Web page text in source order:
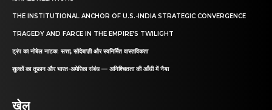
THE INSTITUTIONAL ANCHOR OF U.S.-INDIA STRATEGIC CONVERGENCE
TRAGEDY AND FARCE IN THE EMPIRE’S TWILIGHT
ट्रंप का नोबेल नाटक: सत्ता, सौदेबाज़ी और स्वनिर्मित वास्तविकता
शुल्कों का तूफ़ान और भारत-अमेरिका संबंध — अनिश्चितता की आँधी में नैया
खेल